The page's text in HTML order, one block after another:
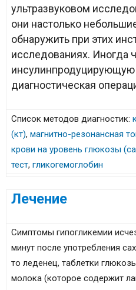
ультразвуковом
они настолько
обнаружить при этих
исследованиях. Иногда
инсулинпродуцирующую
диагностическая
Список методов диагностик:
(кт), магнитно-резонансная
крови на уровень глюкозы
тест, гликогемоглобин
Лечение
Симптомы гипогликемии
минут после употребления
то леденец, таблетки
молока (которое содержит